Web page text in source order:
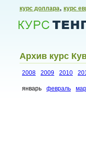
курс доллара, курс
Архив курс
2008 2009 2010
январь февраль